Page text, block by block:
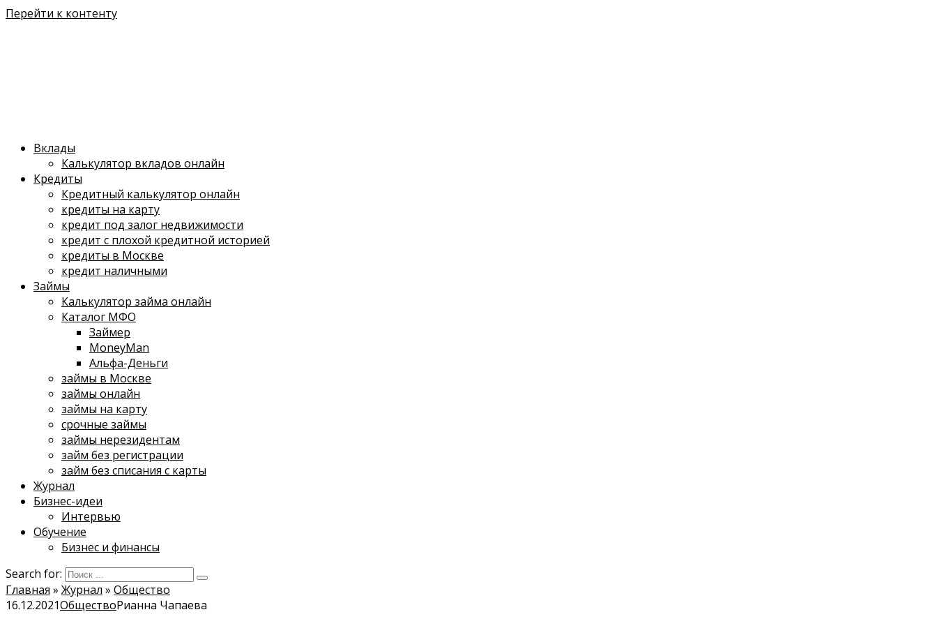
Перейти к контенту
Вклады
Калькулятор вкладов онлайн
Кредиты
Кредитный калькулятор онлайн
кредиты на карту
кредит под залог недвижимости
кредит с плохой кредитной историей
кредиты в Москве
кредит наличными
Займы
Калькулятор займа онлайн
Каталог МФО
Займер
MoneyMan
Альфа-Деньги
займы в Москве
займы онлайн
займы на карту
срочные займы
займы нерезидентам
займ без регистрации
займ без списания с карты
Журнал
Бизнес-идеи
Интервью
Обучение
Бизнес и финансы
Search for:
Главная » Журнал » Общество
16.12.2021ОбществоРианна Чапаева